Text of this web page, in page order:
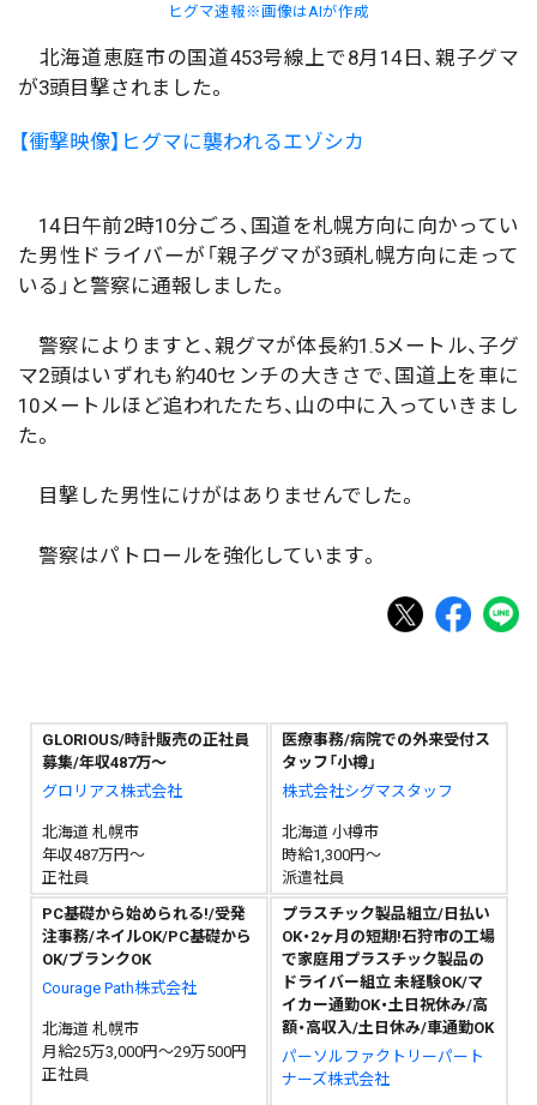
ヒグマ速報※画像はAIが作成
北海道恵庭市の国道453号線上で8月14日、親子グマ
が3頭目撃されました。
【衝撃映像】ヒグマに襲われるエゾシカ
14日午前2時10分ごろ、国道を札幌方向に向かってい
た男性ドライバーが「親子グマが3頭札幌方向に走って
いる」と警察に通報しました。
警察によりますと、親グマが体長約1.5メートル、子グ
マ2頭はいずれも約40センチの大きさで、国道上を車に
10メートルほど追われたたち、山の中に入っていきまし
た。
目撃した男性にけがはありませんでした。
警察はパトロールを強化しています。
GLORIOUS/時計販売の正社員
募集/年収487万～
グロリアス株式会社
北海道 札幌市
年収487万円～
正社員
医療事務/病院での外来受付ス
タッフ「小樽」
株式会社シグマスタッフ
北海道 小樽市
時給1,300円～
派遣社員
PC基礎から始められる!/受発
注事務/ネイルOK/PC基礎から
OK/ブランクOK
Courage Path株式会社
北海道 札幌市
月給25万3,000円～29万500円
正社員
プラスチック製品組立/日払い
OK・2ヶ月の短期!石狩市の工場
で家庭用プラスチック製品の
ドライバー組立 未経験OK/マ
イカー通勤OK・土日祝休み/高
額・高収入/土日休み/車通勤OK
パーソルファクトリーパート
ナーズ株式会社